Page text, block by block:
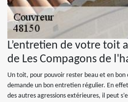
L’entretien de votre toit
de Les Compagons de
Un toit, pour pouvoir rester beau et en bon
demande un bon entretien régulier. En
des autres agressions extérieures, il peut